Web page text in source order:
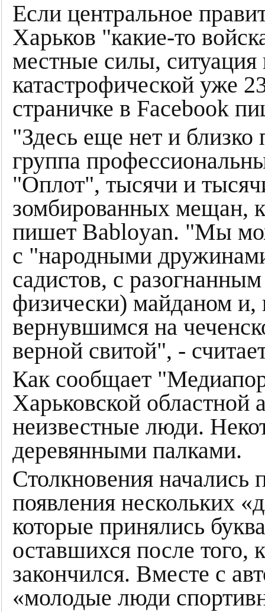
Если центральное
Харьков "какие-то
местные силы, ситуация
катастрофической уже
страничке в Facebook
"Здесь еще нет и близко
группа
"Оплот", тысячи и
зомбированных мещан,
пишет Babloyan. "Мы
с "народными
садистов, с
физически) майданом и,
вернувшимся на
верной свитой", -
Как сообщает
Харьковской областной
неизвестные люди.
деревянными палками.
Столкновения начались
появления нескольких
которые принялись
оставшихся после того,
закончился. Вместе с
«молодые люди